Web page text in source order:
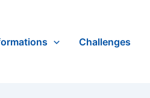
Challenges